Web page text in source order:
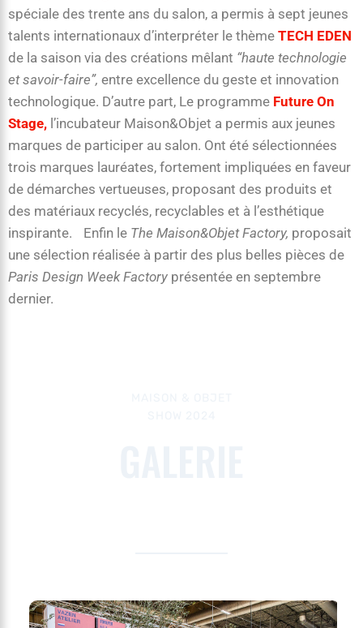
spéciale des trente ans du salon, a permis à sept jeunes
talents internationaux d’interpréter le thème TECH EDEN
de la saison via des créations mêlant “haute technologie
et savoir-faire”, entre excellence du geste et innovation
technologique. D’autre part, Le programme Future On
Stage, l’incubateur Maison&Objet a permis aux jeunes
marques de participer au salon. Ont été sélectionnées
trois marques lauréates, fortement impliquées en faveur
de démarches vertueuses, proposant des produits et
des matériaux recyclés, recyclables et à l’esthétique
inspirante. Enfin le The Maison&Objet Factory, proposait
une sélection réalisée à partir des plus belles pièces de
Paris Design Week Factory présentée en septembre
dernier.